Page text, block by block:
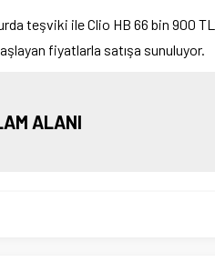
teşviki ile Clio HB 66 bin 900
fiyatlarla satışa sunuluyor.
ALANI